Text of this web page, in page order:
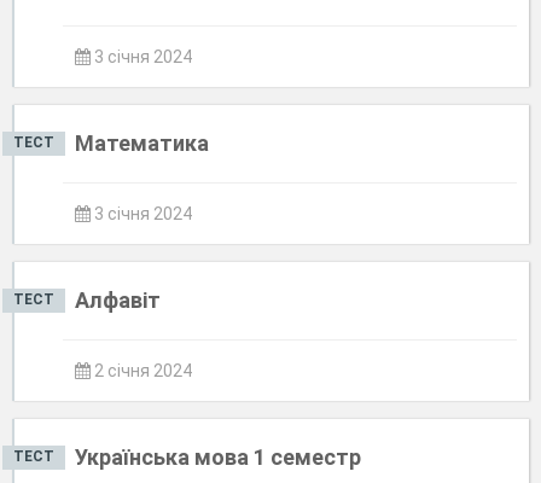
3 січня 2024
ТЕСТ Математика
3 січня 2024
ТЕСТ Алфавіт
2 січня 2024
ТЕСТ Українська мова 1 семестр